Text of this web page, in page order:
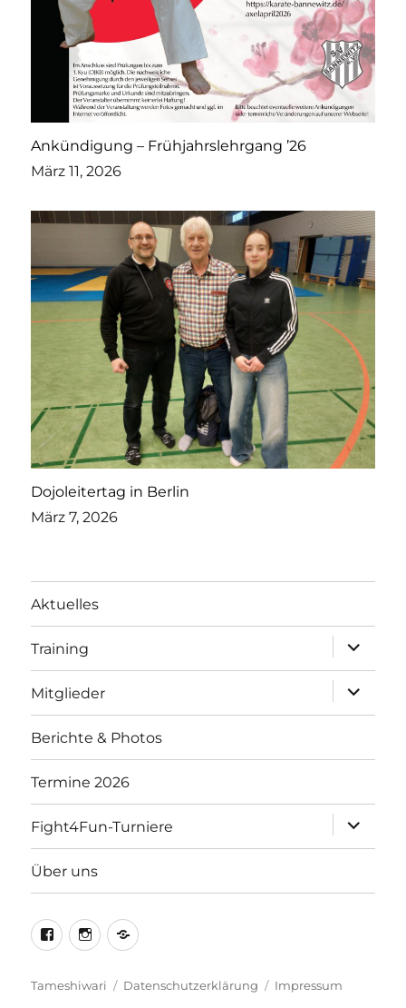
Ankündigung – Frühjahrslehrgang ’26
März 11, 2026
Dojoleitertag in Berlin
März 7, 2026
Aktuelles
Training
öffnen
Mitglieder
öffnen
Berichte & Photos
Termine 2026
Fight4Fun-Turniere
öffnen
Über uns
FacebookInstagram
Kontakt
Tameshiwari Datenschutzerklärung Impressum